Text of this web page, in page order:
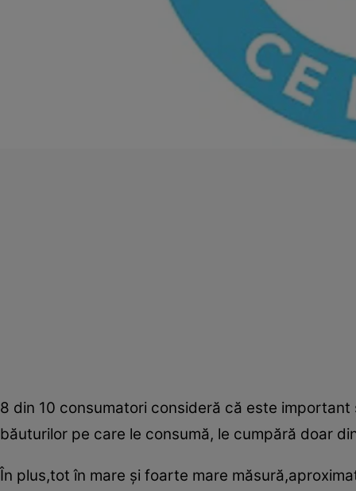
8 din 10 consumatori consideră că este
băuturilor pe care le consumă, le cumpără doar
În plus,tot în mare şi foarte mare